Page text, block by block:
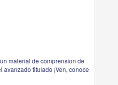
material de comprension de
titulado ¡Ven, conoce